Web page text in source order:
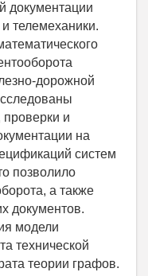
документации
телемеханики.
дорожной
и
на
систем
позволило
а также
документов.
модели
технической
теории графов.